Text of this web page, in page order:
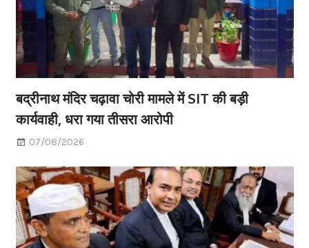
बद्रीनाथ मंदिर चढ़ावा चोरी मामले में SIT की बड़ी
कार्यवाही, धरा गया तीसरा आरोपी
07/08/2026